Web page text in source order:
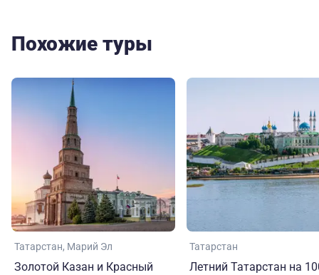
Похожие туры
Татарстан Марий Эл
Золотой Казан и Красный
Татарстан
Летний Татарстан на